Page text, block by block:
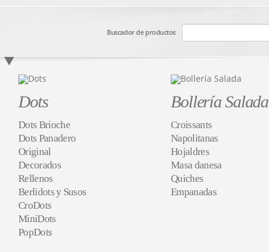
Buscador de productos
Dots
Dots Brioche
Dots Panadero
Original
Decorados
Rellenos
Berlidots y Susos
CroDots
MiniDots
PopDots
Bollería Salada
Croissants
Napolitanas
Hojaldres
Masa danesa
Quiches
Empanadas